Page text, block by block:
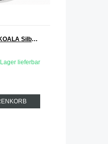
Australien 2026 KOALA Silber 1 oz
lieferbar